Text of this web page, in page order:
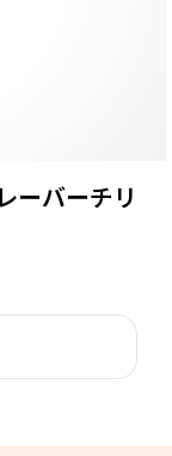
ーバーチリ